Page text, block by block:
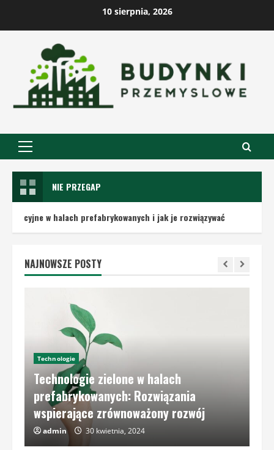
10 sierpnia, 2026
Primary
NIE PRZEGAP
prefabrykowanych i jak je rozwiązywać Technologie
NAJNOWSZE POSTY
Technologie
Technologie zielone w halach
prefabrykowanych: Rozwiązania
wspierające zrównoważony rozwój
admin 30 kwietnia, 2024